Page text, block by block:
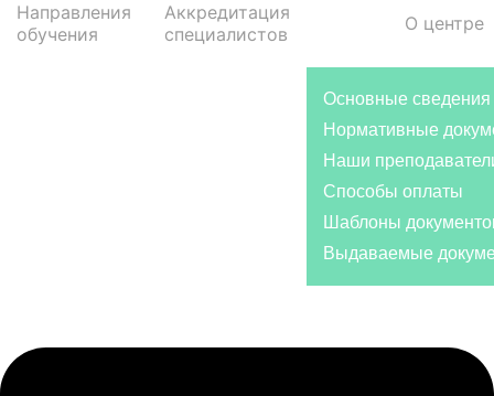
Направления
обучения
Аккредитация
специалистов
О центре
Основные сведения
Нормативные
Наши
Способы оплаты
Шаблоны
Выдаваемые